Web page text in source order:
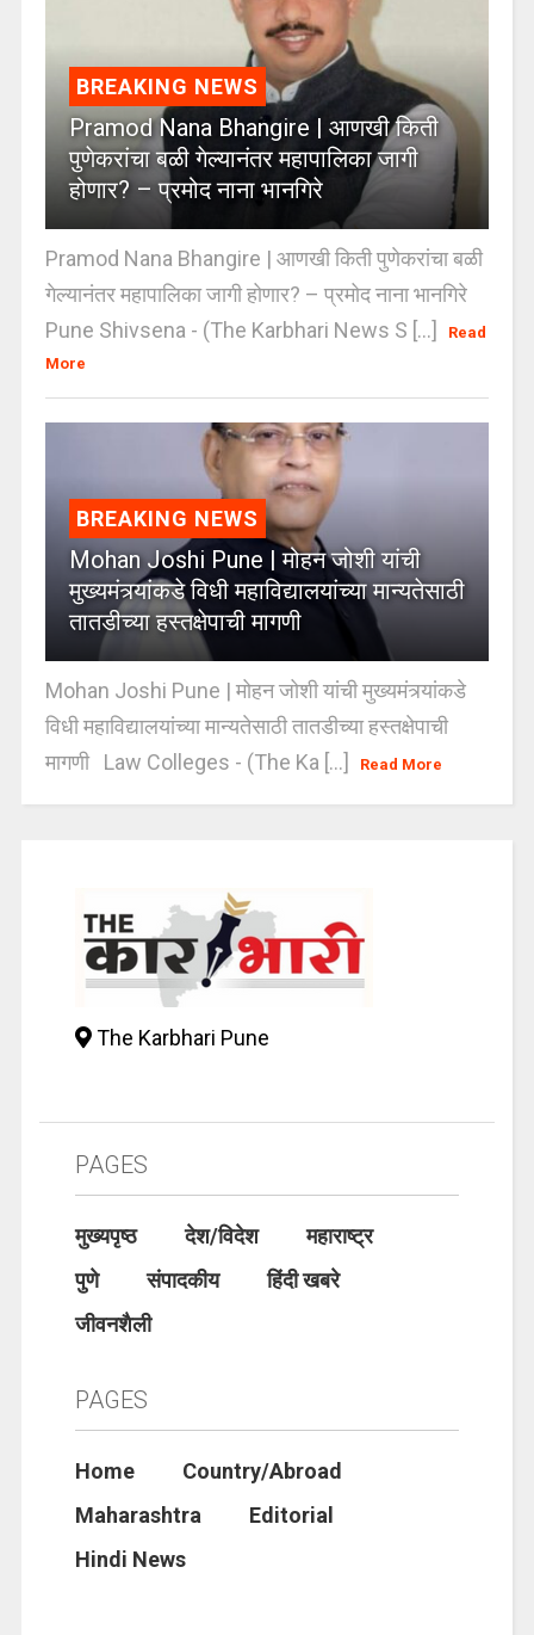
BREAKING NEWS
Pramod Nana Bhangire | आणखी किती
पुणेकरांचा बळी गेल्यानंतर महापालिका जागी
होणार? – प्रमोद नाना भानगिरे
Pramod Nana Bhangire | आणखी किती पुणेकरांचा बळी
गेल्यानंतर महापालिका जागी होणार? – प्रमोद नाना भानगिरे
Pune Shivsena - (The Karbhari News S [...]
Read
More
BREAKING NEWS
Mohan Joshi Pune | मोहन जोशी यांची
मुख्यमंत्र्यांकडे विधी महाविद्यालयांच्या मान्यतेसाठी
तातडीच्या हस्तक्षेपाची मागणी
Mohan Joshi Pune | मोहन जोशी यांची मुख्यमंत्र्यांकडे
विधी महाविद्यालयांच्या मान्यतेसाठी तातडीच्या हस्तक्षेपाची
मागणी Law Colleges - (The Ka [...]
Read More
The Karbhari Pune
PAGES
मुख्यपृष्ठ देश/विदेश
महाराष्ट्र
पुणे
संपादकीय
हिंदी खबरे
जीवनशैली
PAGES
Home
Country/Abroad
Maharashtra
Editorial
Hindi News